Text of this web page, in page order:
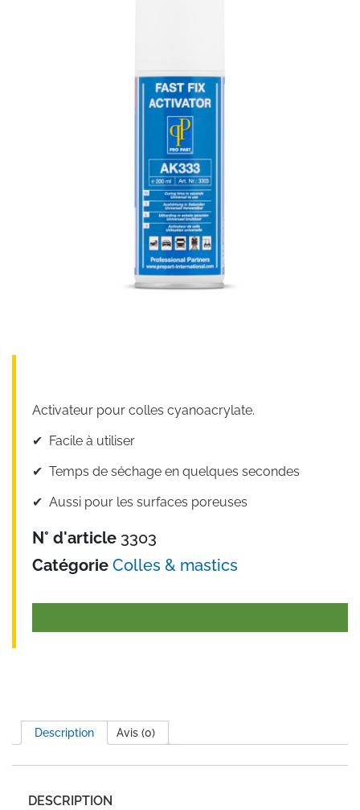
Activateur pour colles cyanoacrylate.
✔︎ Facile à utiliser
✔︎ Temps de séchage en quelques secondes
✔︎ Aussi pour les surfaces poreuses
N° d'article 3303
Catégorie Colles & mastics
Description Avis (0)
DESCRIPTION